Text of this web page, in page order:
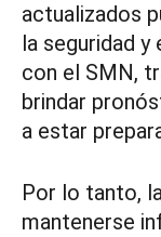
actualizados
la seguridad
con el SMN,
brindar
a estar
Por lo tanto,
mantenerse